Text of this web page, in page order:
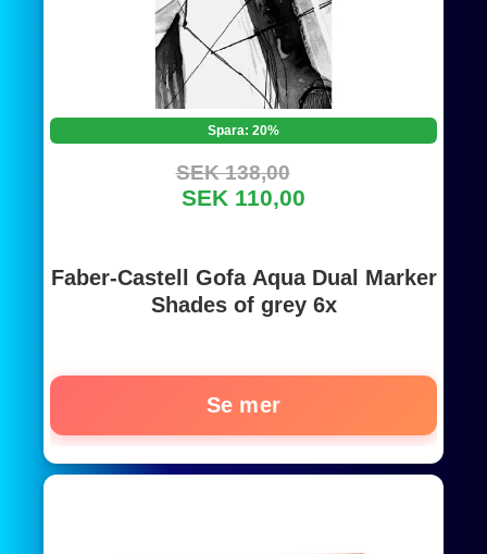
Spara: 20%
SEK 138,00
SEK 110,00
Faber-Castell Gofa Aqua Dual Marker
Shades of grey 6x
Se mer